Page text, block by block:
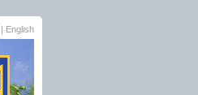
| English